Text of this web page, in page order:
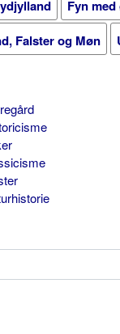
Fyn med
Falster og Møn